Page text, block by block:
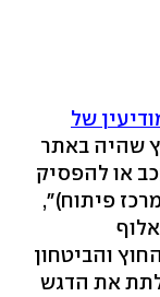
של
שהיה באתר
או להפסיק
פיתוח)",
והביטחון
לתת את הדגש